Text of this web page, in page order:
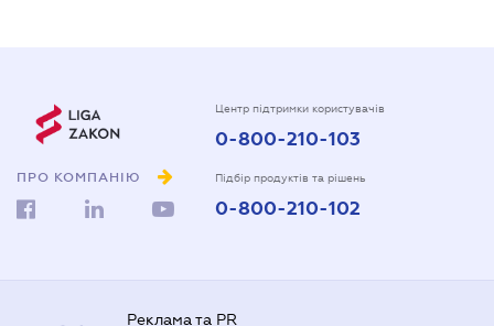
ПРО КОМПАНІЮ
Центр підтримки користувачів
0-800-210-103
Підбір продуктів та рішень
0-800-210-102
Реклама та PR